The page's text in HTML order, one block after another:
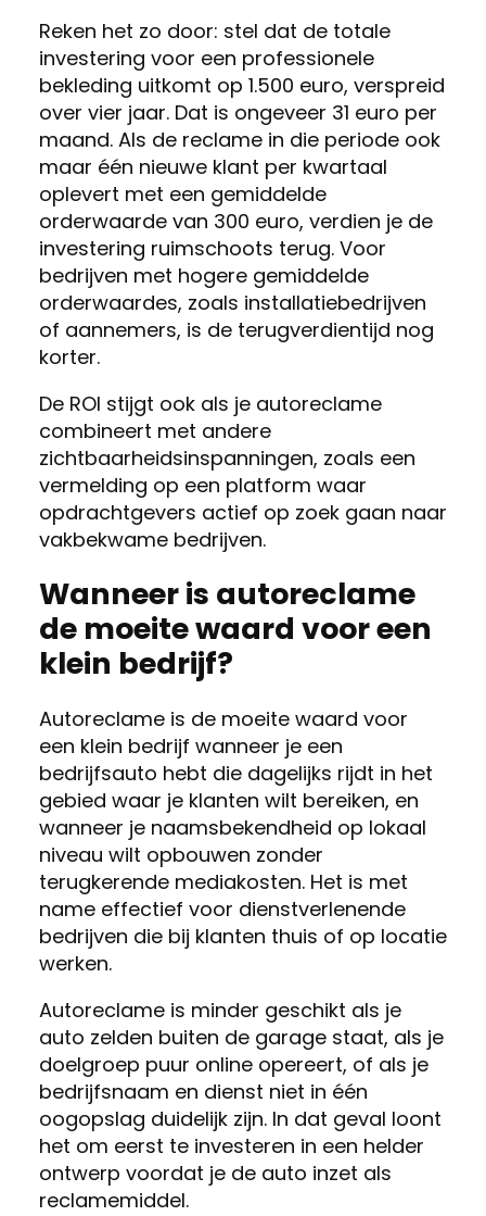
Reken het zo door: stel dat de totale
investering voor een professionele
bekleding uitkomt op 1.500 euro, verspreid
over vier jaar. Dat is ongeveer 31 euro per
maand. Als de reclame in die periode ook
maar één nieuwe klant per kwartaal
oplevert met een gemiddelde
orderwaarde van 300 euro, verdien je de
investering ruimschoots terug. Voor
bedrijven met hogere gemiddelde
orderwaardes, zoals installatiebedrijven
of aannemers, is de terugverdientijd nog
korter.
De ROI stijgt ook als je autoreclame
combineert met andere
zichtbaarheidsinspanningen, zoals een
vermelding op een platform waar
opdrachtgevers actief op zoek gaan naar
vakbekwame bedrijven.
Wanneer is autoreclame
de moeite waard voor een
klein bedrijf?
Autoreclame is de moeite waard voor
een klein bedrijf wanneer je een
bedrijfsauto hebt die dagelijks rijdt in het
gebied waar je klanten wilt bereiken, en
wanneer je naamsbekendheid op lokaal
niveau wilt opbouwen zonder
terugkerende mediakosten. Het is met
name effectief voor dienstverlenende
bedrijven die bij klanten thuis of op locatie
werken.
Autoreclame is minder geschikt als je
auto zelden buiten de garage staat, als je
doelgroep puur online opereert, of als je
bedrijfsnaam en dienst niet in één
oogopslag duidelijk zijn. In dat geval loont
het om eerst te investeren in een helder
ontwerp voordat je de auto inzet als
reclamemiddel.